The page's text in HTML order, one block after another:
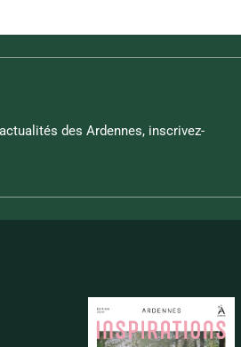
des Ardennes, inscrivez-